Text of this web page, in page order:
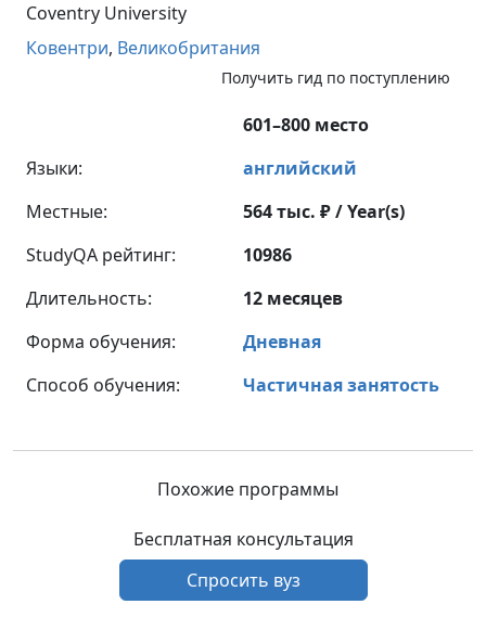
Coventry University
Ковентри, Великобритания
Получить гид по поступлению
601–800 место
Языки:
английский
Местные:
564 тыс. ₽ / Year(s)
StudyQA рейтинг:
10986
Длительность:
12 месяцев
Форма обучения:
Дневная
Способ обучения:
Частичная занятость
Похожие программы
Бесплатная консультация
Спросить вуз